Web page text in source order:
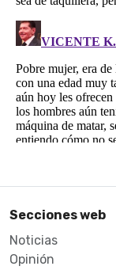
Secciones web
Noticias
Opinión